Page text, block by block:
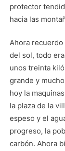
protector
hacia las
Ahora recuerdo
del sol, todo
unos treinta
grande y
hoy la
la plaza de la
espeso y el
progreso, la
carbón. Ahora